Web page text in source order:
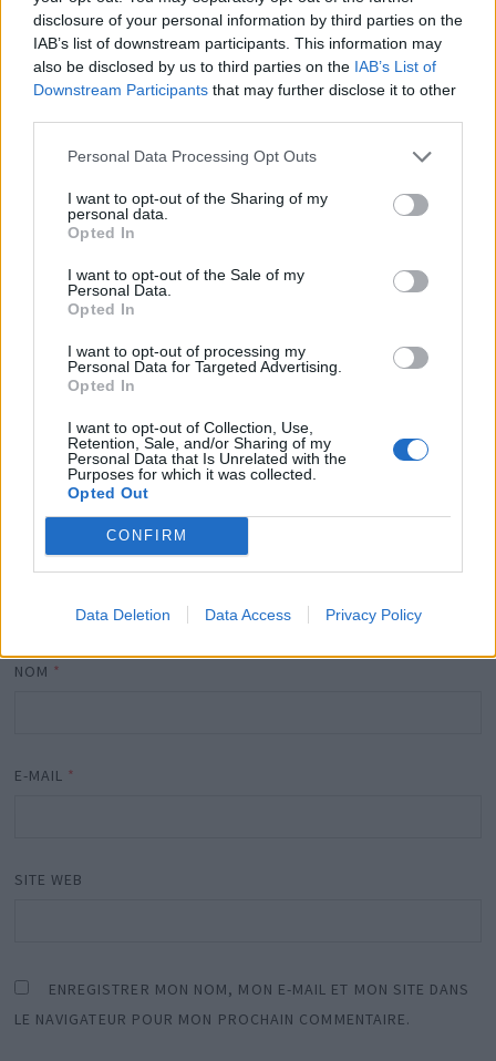
disclosure of your personal information by third parties on the
IAB’s list of downstream participants. This information may
also be disclosed by us to third parties on the IAB’s List of
Downstream Participants that may further disclose it to other
Personal Data Processing Opt Outs
I want to opt-out of the Sharing of my
personal data.
Opted In
I want to opt-out of the Sale of my
Personal Data.
Opted In
I want to opt-out of processing my
Personal Data for Targeted Advertising.
Opted In
I want to opt-out of Collection, Use,
Retention, Sale, and/or Sharing of my
Personal Data that Is Unrelated with the
Purposes for which it was collected.
Opted Out
CONFIRM
Data Deletion Data Access Privacy Policy
Gabriel Attal de nouveau en couple ? Ce baiser qui
déchaîne les internautes : “Beaucoup trop mignon !”
Laisser un commentaire
Votre adresse e-mail ne sera pas publiée.
Les champs
obligatoires sont indiqués avec
COMMENTAIRE*
NOM *
E-MAIL *
SITE WEB
ENREGISTRER MON NOM, MON E-MAIL ET MON SITE DANS
LE NAVIGATEUR POUR MON PROCHAIN COMMENTAIRE.